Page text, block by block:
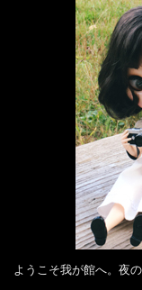
ようこそ我が館へ。夜